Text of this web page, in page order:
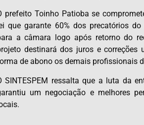
prefeito Toinho Patioba se
que garante 60% dos precatórios do
a câmara logo após retorno do
destinará dos juros e correções
de abono os demais profissionais
SINTESPEM ressalta que a luta da
um negociação e melhores